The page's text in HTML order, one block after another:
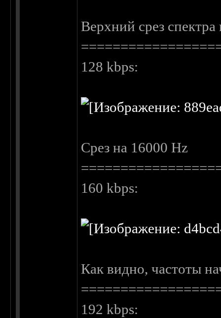
Верхний срез
128 kbps:
Срез на 16000 Hz
160 kbps:
Как видно, частоты
192 kbps: